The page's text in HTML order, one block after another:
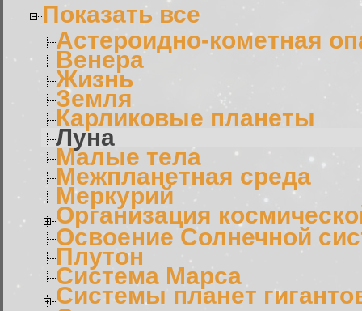
Показать все
Астероидно-кометная
Венера
Жизнь
Земля
Карликовые планеты
Луна
Малые тела
Межпланетная среда
Меркурий
Организация
Освоение Солнечной
Плутон
Система Марса
Системы планет